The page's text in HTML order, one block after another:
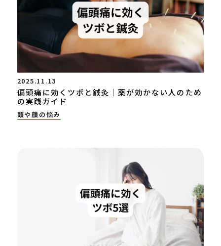
2025.11.13
偏頭痛に効くツボと鍼灸｜薬が効かない人のため
の実践ガイド
頭や顔の悩み